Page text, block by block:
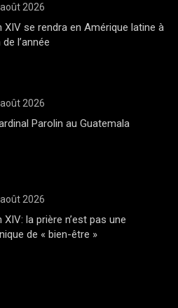
2026
XIV se rendra en Amérique latine à
l’année
2026
Parolin au Guatemala
2026
XIV: la prière n’est pas une
de « bien-être »